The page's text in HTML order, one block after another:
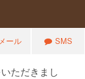
メール SMS
ただきまし